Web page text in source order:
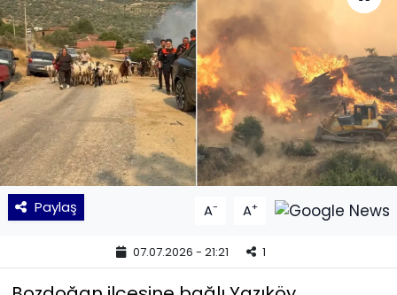
Paylaş A- A+
07.07.2026 - 21:21 1
MAGAZİN
POLİTİKA
SAĞLIK
Siyaset
SPOR
TEKNOLOJİ